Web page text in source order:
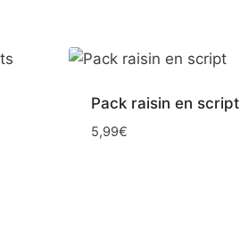
Pack raisin en script
5,99€